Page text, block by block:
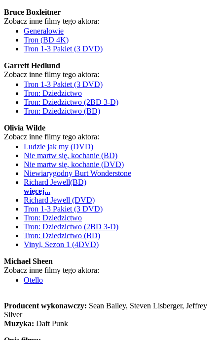
Bruce Boxleitner
Zobacz inne filmy tego aktora:
Generałowie
Tron (BD 4K)
Tron 1-3 Pakiet (3 DVD)
Garrett Hedlund
Zobacz inne filmy tego aktora:
Tron 1-3 Pakiet (3 DVD)
Tron: Dziedzictwo
Tron: Dziedzictwo (2BD 3-D)
Tron: Dziedzictwo (BD)
Olivia Wilde
Zobacz inne filmy tego aktora:
Ludzie jak my (DVD)
Nie martw się, kochanie (BD)
Nie martw się, kochanie (DVD)
Niewiarygodny Burt Wonderstone
Richard Jewell(BD)
więcej...
Richard Jewell (DVD)
Tron 1-3 Pakiet (3 DVD)
Tron: Dziedzictwo
Tron: Dziedzictwo (2BD 3-D)
Tron: Dziedzictwo (BD)
Vinyl, Sezon 1 (4DVD)
Michael Sheen
Zobacz inne filmy tego aktora:
Otello
Producent wykonawczy: Sean Bailey, Steven Lisberger, Jeffrey
Silver
Muzyka: Daft Punk